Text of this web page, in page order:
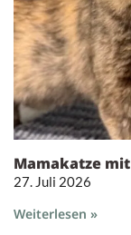
Mamakatze
27. Juli 2026
Weiterlesen »